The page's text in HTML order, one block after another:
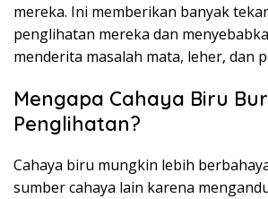
mereka. Ini memberikan banyak
penglihatan mereka dan
menderita masalah mata, leher, dan
Mengapa Cahaya Biru
Penglihatan?
Cahaya biru mungkin lebih
sumber cahaya lain karena